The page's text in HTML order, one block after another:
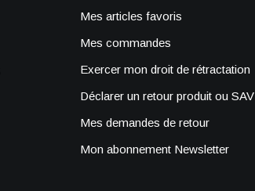
Mes articles favoris
Mes commandes
Exercer mon droit de rétractation
Déclarer un retour produit ou SAV
Mes demandes de retour
Mon abonnement Newsletter